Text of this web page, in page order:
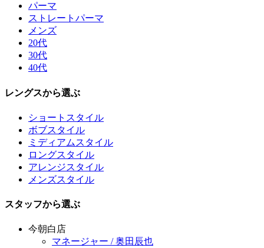
パーマ
ストレートパーマ
メンズ
20代
30代
40代
レングスから選ぶ
ショートスタイル
ボブスタイル
ミディアムスタイル
ロングスタイル
アレンジスタイル
メンズスタイル
スタッフから選ぶ
今朝白店
マネージャー / 奥田辰也